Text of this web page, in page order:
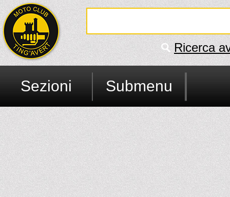
Ricerca
Sezioni Submenu